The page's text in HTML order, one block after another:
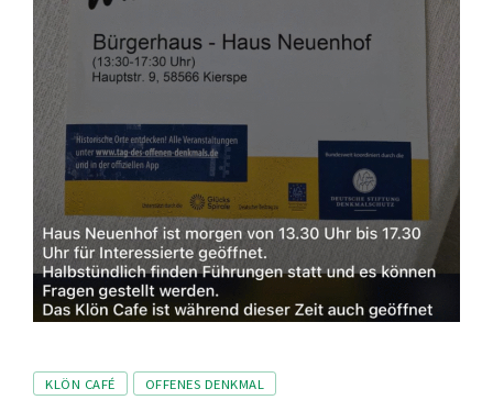
Tags
KLÖN CAFÉ OFFENES DENKMAL